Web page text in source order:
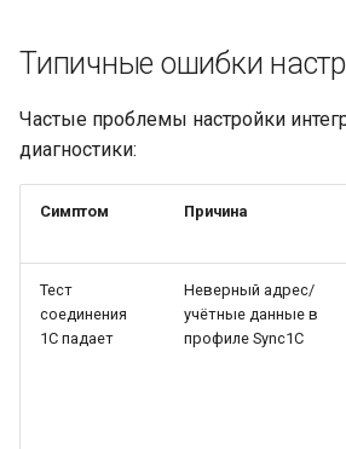
Типичные ошибки
Частые проблемы настройки
диагностики:
Симптом Причина
Тест
соединения
1С падает
Неверный адрес/
учётные данные в
профиле Sync1C